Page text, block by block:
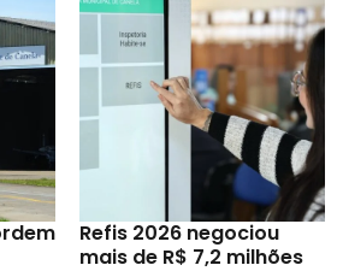
Refis 2026 negociou
mais de R$ 7,2 milhões